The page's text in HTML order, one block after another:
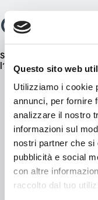
Questo sito web
Utilizziamo i cookie
annunci, per fornire
analizzare il nostro
informazioni sul
nostri partner che si
pubblicità e social
con altre
raccolto dal tuo
Skip
to
content
Quali
Scopri
l’area Health&Beauty.
© 2021 APT Livigno
C.F. 92015260141
Aquagranda
Via Rasia – Livigno (So)
+39 0342 970277